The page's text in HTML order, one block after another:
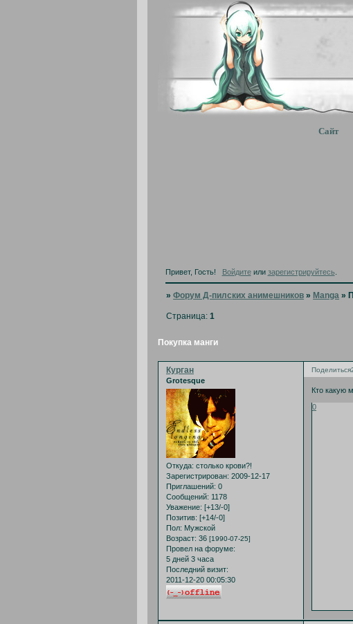
Сайт
Привет, Гость! Войдитеили зарегистрируйтесь
»Форум Д-пилских анимешников » Manga »
Покупка манги
Страница:1
Поделиться
Курган
Grotesque
Откуда: столько крови?!
Зарегистрирован: 2009-12-17
Приглашений: 0
Сообщений: 1178
Уважение: [+13/-0]
Позитив: [+14/-0]
Пол: Мужской
Возраст: 36 [1990-07-25]
Провел на форуме:
5 дней 3 часа
Последний визит:
2011-12-20 00:05:30
Кто какую
0